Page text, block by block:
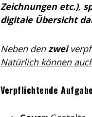
Zeichnungen etc.),
digitale Übersicht
Neben denzwei
Natürlich können
Verpflichtende